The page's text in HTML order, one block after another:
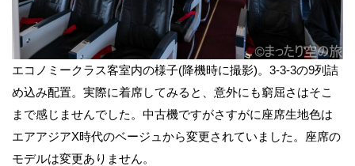
エコノミークラス客室内の様子(降機時に撮影)。3-3-3の9列詰
め込み配置。実際に着席してみると、意外にも窮屈さはそこ
まで感じませんでした。中古機ですがさすがに座席生地色は
エアアジアX時代のベージュから変更されていました。座席の
モデルは変更ありません。